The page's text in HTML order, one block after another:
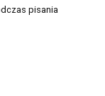
pisania